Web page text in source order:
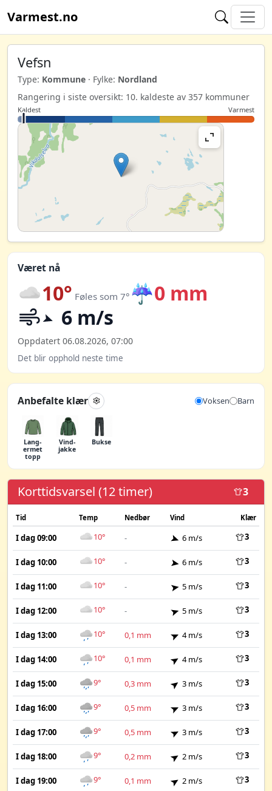
Varmest.no
Vefsn
Type: Kommune · Fylke: Nordland
Rangering i siste oversikt: 10. kaldeste av 357 kommuner
Kaldest Varmest
Været nå
10° Føles som 7° ☔0 mm
6 m/s
Oppdatert 06.08.2026, 07:00
Det blir opphold neste time
Anbefalte klær Voksen Barn
Lang­
ermet
topp
Vind­
jakke
Bukse
Korttidsvarsel (12 timer) 3
Tid Temp Nedbør Vind Klær
I dag 09:00 10° - 6 m/s 3
I dag 10:00 10° - 6 m/s 3
I dag 11:00 10° - 5 m/s 3
I dag 12:00 10° - 5 m/s 3
I dag 13:00 10° 0,1 mm 4 m/s 3
I dag 14:00 10° 0,1 mm 4 m/s 3
I dag 15:00 9° 0,3 mm 3 m/s 3
I dag 16:00 9° 0,5 mm 3 m/s 3
I dag 17:00 9° 0,5 mm 3 m/s 3
I dag 18:00 9° 0,2 mm 2 m/s 3
I dag 19:00 9° 0,1 mm 2 m/s 3